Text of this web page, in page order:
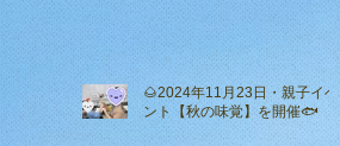
🌰2024年11月23日・親子イベ
ント【秋の味覚】を開催🐟